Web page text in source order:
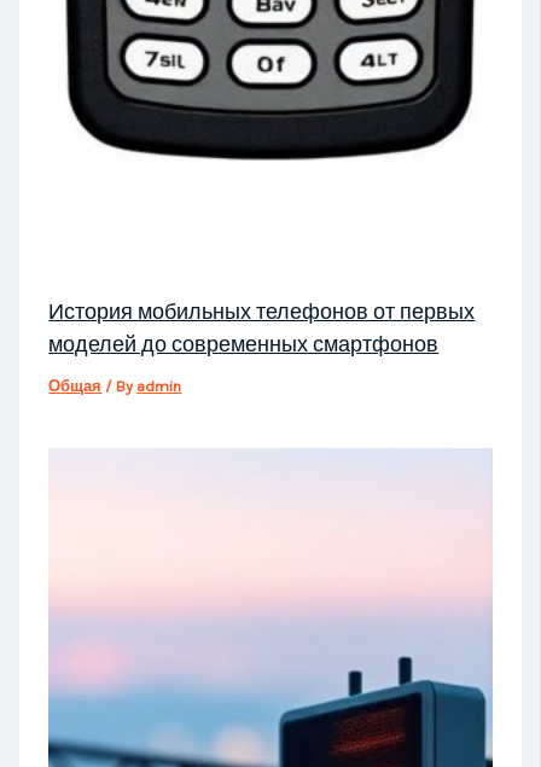
История мобильных телефонов от первых
моделей до современных смартфонов
Общая / By admin